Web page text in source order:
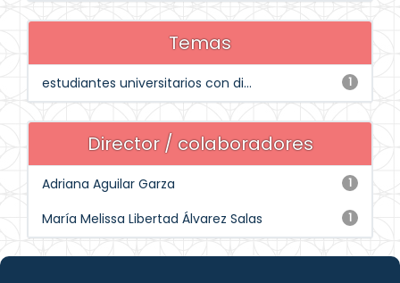
Temas
1
estudiantes universitarios con di...
Director / colaboradores
1
Adriana Aguilar Garza
1
María Melissa Libertad Álvarez Salas